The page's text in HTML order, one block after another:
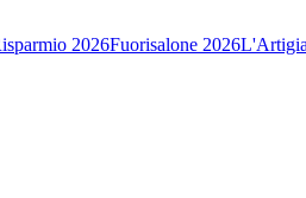
2026Fuorisalone 2026